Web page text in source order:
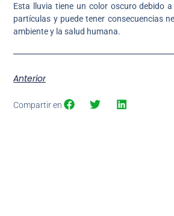
Esta lluvia tiene un color oscuro debido
partículas y puede tener consecuencias
ambiente y la salud humana.
Anterior
Compartir en